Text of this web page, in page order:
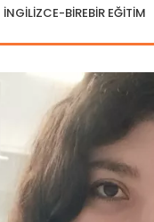
İNGİLİZCE-BİREBİR EĞİTİM